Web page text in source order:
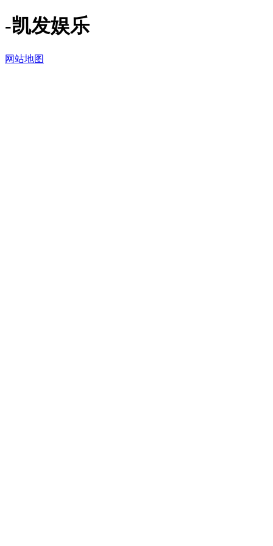
-凯发娱乐
网站地图